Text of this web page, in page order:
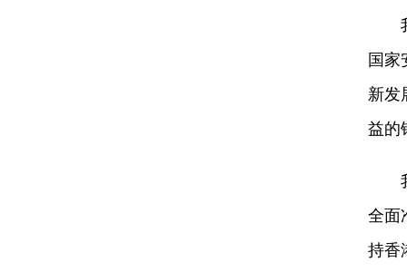
我
国家
新发
益的
我
全面
持香